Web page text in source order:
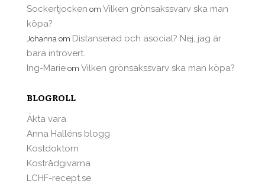
Sockertjocken om Vilken grönsakssvarv ska man
köpa?
Johanna om Distanserad och asocial? Nej, jag är
bara introvert.
Ing-Marie om Vilken grönsakssvarv ska man köpa?
BLOGROLL
Äkta vara
Anna Halléns blogg
Kostdoktorn
Kostrådgivarna
LCHF-recept.se